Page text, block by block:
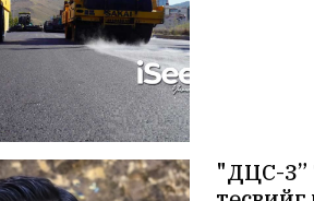
"ДЦС-3”